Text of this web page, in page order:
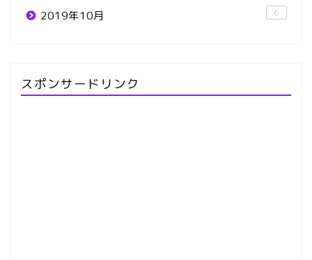
2019年10月 6
スポンサードリンク